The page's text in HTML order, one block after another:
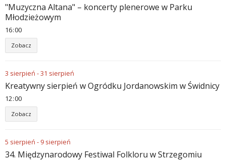
"Muzyczna Altana" – koncerty plenerowe w Parku
Młodzieżowym
16:00
Zobacz
3 sierpień -31 sierpień
Kreatywny sierpień w Ogródku Jordanowskim w Świdnicy
12:00
Zobacz
5 sierpień - 9 sierpień
34. Międzynarodowy Festiwal Folkloru w Strzegomiu